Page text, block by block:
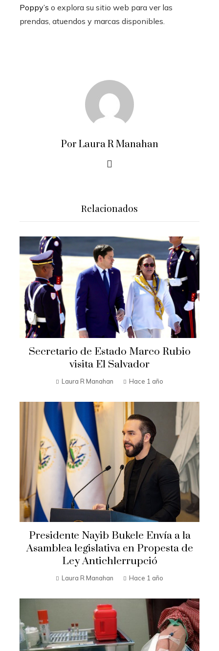
Poppy’s o explora su sitio web para ver las
prendas, atuendos y marcas disponibles.
Por Laura R Manahan
Relacionados
Secretario de Estado Marco Rubio
visita El Salvador
Laura R Manahan Hace 1 año
Presidente Nayib Bukele Envía a la
Asamblea legislativa en Propesta de
Ley Antichlerrupció
Laura R Manahan Hace 1 año